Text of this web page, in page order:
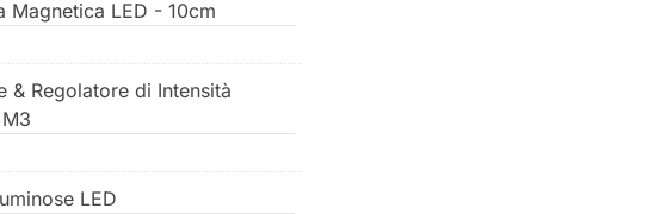
Magnetica LED - 10cm
& Regolatore di Intensità
LED